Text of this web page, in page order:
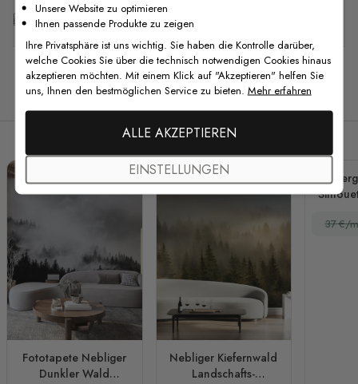
Kostenlose Anpassung
Verwandte Produkte
Fototapete Nebliger
Dunkler Wald
Nebliger Kiefernwald
Landschafts-
37 €/
Unsere Website zu optimieren
Ihnen passende Produkte zu zeigen
Ihre Privatsphäre ist uns wichtig. Sie haben die Kontrolle darüber,
welche Cookies Sie über die technisch notwendigen Cookies hinaus
akzeptieren möchten. Mit einem Klick auf "Akzeptieren" helfen Sie
uns, Ihnen den bestmöglichen Service zu bieten. Mehr erfahren
ALLE AKZEPTIEREN
EINSTELLUNGEN